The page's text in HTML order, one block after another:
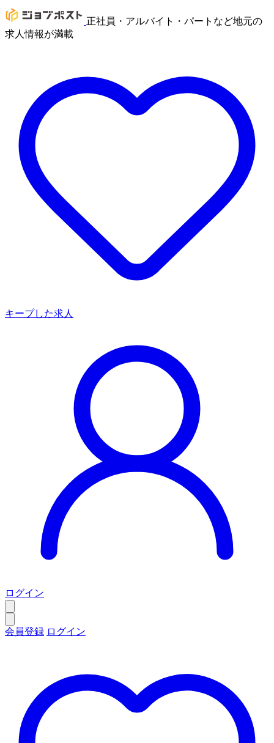
正社員・アルバイト・パートなど地元の
求人情報が満載
キープした求人
ログイン
会員登録 ログイン